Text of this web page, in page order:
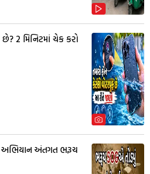
2 મિનિટમાં ચેક કરો
અભિયાન અંતગત ભરૂચ